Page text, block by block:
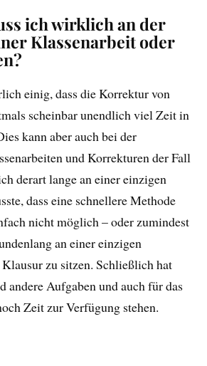
ich wirklich an der
Klassenarbeit oder
einig, dass die Korrektur von
scheinbar unendlich viel Zeit in
kann aber auch bei der
und Korrekturen der Fall
derart lange an einer einzigen
dass eine schnellere Methode
nicht möglich – oder zumindest
an einer einzigen
zu sitzen. Schließlich hat
andere Aufgaben und auch für das
Zeit zur Verfügung stehen.